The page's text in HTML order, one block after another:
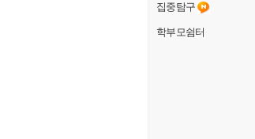
집중탐구
학부모쉼터